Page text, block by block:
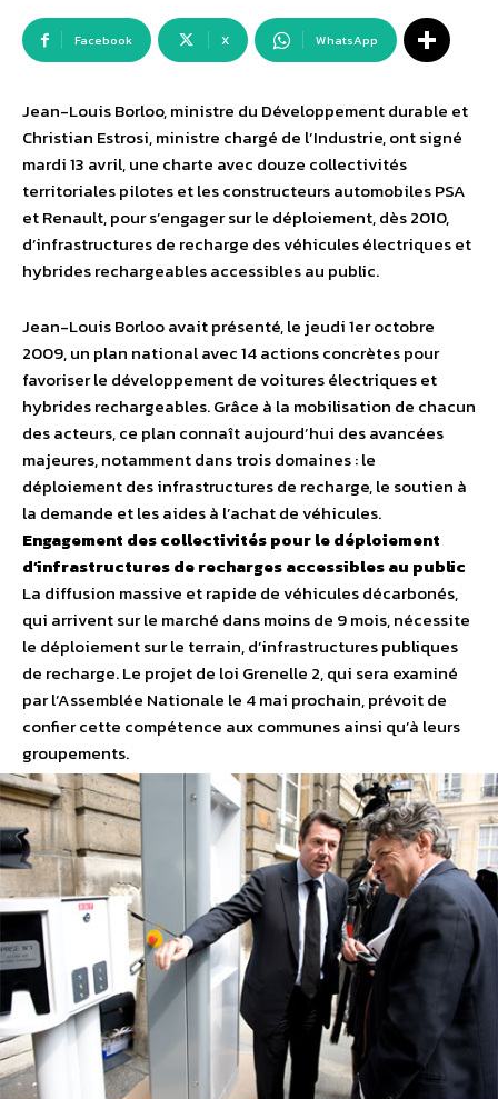
Facebook X WhatsApp
Jean-Louis Borloo, ministre du Développement durable et
Christian Estrosi, ministre chargé de l’Industrie, ont signé
mardi 13 avril, une charte avec douze collectivités
territoriales pilotes et les constructeurs automobiles PSA
et Renault, pour s’engager sur le déploiement, dès 2010,
d’infrastructures de recharge des véhicules électriques et
hybrides rechargeables accessibles au public.
Jean-Louis Borloo avait présenté, le jeudi 1er octobre
2009, un plan national avec 14 actions concrètes pour
favoriser le développement de voitures électriques et
hybrides rechargeables. Grâce à la mobilisation de chacun
des acteurs, ce plan connaît aujourd’hui des avancées
majeures, notamment dans trois domaines : le
déploiement des infrastructures de recharge, le soutien à
la demande et les aides à l’achat de véhicules.
Engagement des collectivités pour le déploiement
d’infrastructures de recharges accessibles au public
La diffusion massive et rapide de véhicules décarbonés,
qui arrivent sur le marché dans moins de 9 mois, nécessite
le déploiement sur le terrain, d’infrastructures publiques
de recharge. Le projet de loi Grenelle 2, qui sera examiné
par l’Assemblée Nationale le 4 mai prochain, prévoit de
confier cette compétence aux communes ainsi qu’à leurs
groupements.